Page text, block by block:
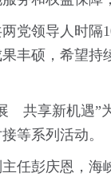
党领导人时
丰硕，希望
共享新机遇”
等系列活动。
任彭庆恩，